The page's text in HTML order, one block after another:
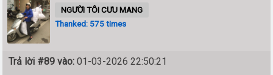
NGƯỜI TÔI CƯU MANG
Thanked: 575 times
Trả lời #89 vào: 01-03-2026 22:50:21